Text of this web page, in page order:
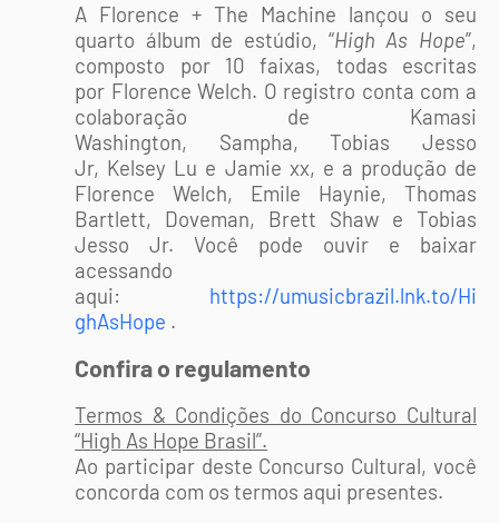
A Florence + The Machine lançou o seu
quarto álbum de estúdio, “High As Hope”,
composto por 10 faixas, todas escritas
por Florence Welch. O registro conta com a
colaboração de Kamasi
Washington, Sampha, Tobias Jesso
Jr, Kelsey Lu e Jamie xx, e a produção de
Florence Welch, Emile Haynie, Thomas
Bartlett, Doveman, Brett Shaw e Tobias
Jesso Jr. Você pode ouvir e baixar
acessando
aqui: https://umusicbrazil.lnk.to/Hi
ghAsHope .
Confira o regulamento
Termos & Condições do Concurso Cultural
“High As Hope Brasil”.
Ao participar deste Concurso Cultural, você
concorda com os termos aqui presentes.